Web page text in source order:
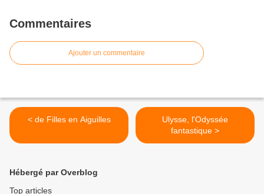
Commentaires
Ajouter un commentaire
< de Filles en Aiguilles
Ulysse, l'Odyssée
fantastique >
Hébergé par Overblog
Top articles